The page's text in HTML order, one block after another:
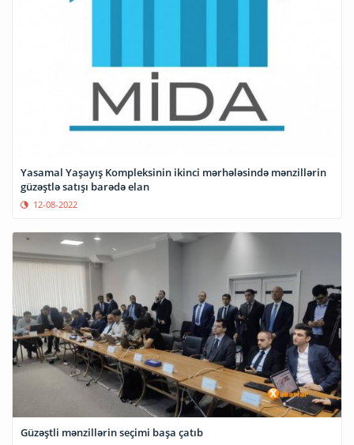
Yasamal Yaşayış Kompleksinin ikinci mərhələsində mənzillərin
güzəştlə satışı barədə elan
12-08-2022
Güzəştli mənzillərin seçimi başa çatıb